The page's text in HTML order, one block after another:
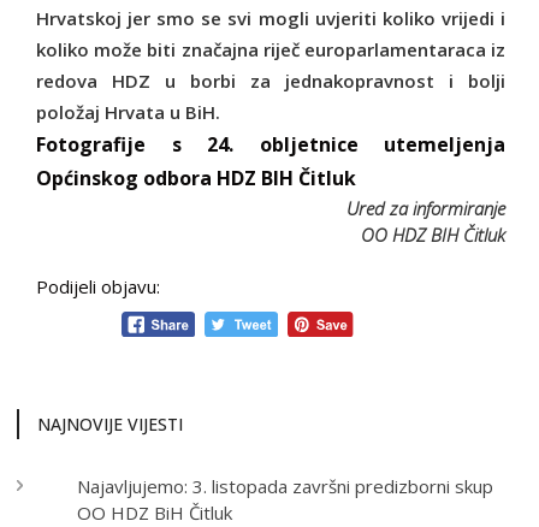
Hrvatskoj jer smo se svi mogli uvjeriti koliko vrijedi i
koliko može biti značajna riječ europarlamentaraca iz
redova HDZ u borbi za jednakopravnost i bolji
položaj Hrvata u BiH.
Fotografije s 24. obljetnice utemeljenja
Općinskog odbora HDZ BIH Čitluk
Ured za informiranje
OO HDZ BIH Čitluk
Podijeli objavu:
NAJNOVIJE VIJESTI
Najavljujemo: 3. listopada završni predizborni skup
OO HDZ BiH Čitluk